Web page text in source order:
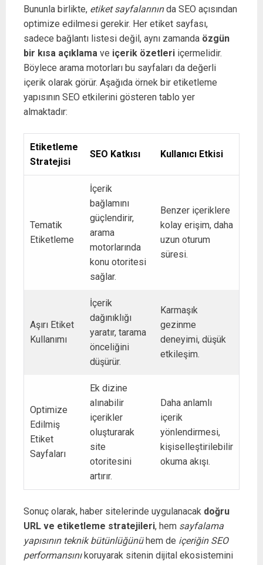
Bununla birlikte, etiket sayfalarınında SEO açısından
optimize edilmesi gerekir. Her etiket sayfası,
sadece bağlantı listesi değil, aynı zamanda özgün
bir kısa açıklama ve içerik özetleri içermelidir.
Böylece arama motorları bu sayfaları da değerli
içerik olarak görür. Aşağıda örnek bir etiketleme
yapısının SEO etkilerini gösteren tablo yer
almaktadır:
Etiketleme
Stratejisi
SEO Katkısı Kullanıcı Etkisi
Tematik
Etiketleme
İçerik
bağlamını
güçlendirir,
arama
motorlarında
konu otoritesi
sağlar.
Benzer içeriklere
kolay erişim, daha
uzun oturum
süresi.
Aşırı Etiket
Kullanımı
İçerik
dağınıklığı
yaratır, tarama
önceliğini
düşürür.
Karmaşık
gezinme
deneyimi, düşük
etkileşim.
Optimize
Edilmiş
Etiket
Sayfaları
Ek dizine
alınabilir
içerikler
oluşturarak
site
otoritesini
artırır.
Daha anlamlı
içerik
yönlendirmesi,
kişiselleştirilebilir
okuma akışı.
Sonuç olarak, haber sitelerinde uygulanacak doğru
URL ve etiketleme stratejileri, hem sayfalama
yapısının teknik bütünlüğünühem de içeriğin SEO
performansınıkoruyarak sitenin dijital ekosistemini